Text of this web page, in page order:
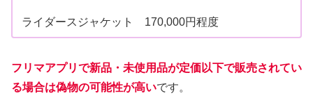
ライダースジャケット 170,000円程度
フリマアプリで新品・未使用品が定価以下で販売されてい
る場合は偽物の可能性が高いです。